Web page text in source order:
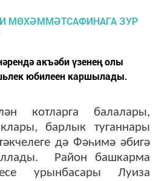
акъәби үзенең олы
юбилеен каршылады.
котларга балалары,
барлык туганнары
дә Фәһимә әбигә
Район башкарма
урынбасары Луиза